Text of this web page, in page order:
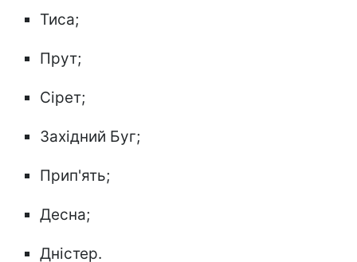
Тиса;
Прут;
Сірет;
Західний Буг;
Прип'ять;
Десна;
Дністер.